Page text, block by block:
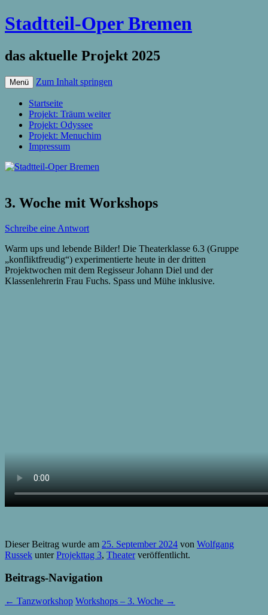
Stadtteil-Oper Bremen
das aktuelle Projekt 2025
Menü Zum Inhalt springen
Startseite
Projekt: Träum weiter
Projekt: Odyssee
Projekt: Menuchim
Impressum
3. Woche mit Workshops
Schreibe eine Antwort
Warm ups und lebende Bilder! Die Theaterklasse 6.3 (Gruppe
„konfliktfreudig“) experimentierte heute in der dritten
Projektwochen mit dem Regisseur Johann Diel und der
Klassenlehrerin Frau Fuchs. Spass und Mühe inklusive.
Dieser Beitrag wurde am 25. September 2024 von Wolfgang
Russek unterProjekttag 3, Theaterveröffentlicht.
Beitrags-Navigation
← Tanzworkshop Workshops – 3. Woche →